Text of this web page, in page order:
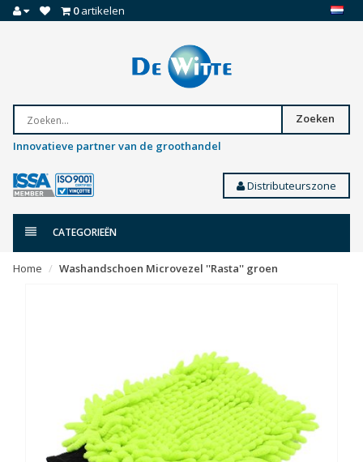
0artikelen
Zoeken
Innovatieve partner van de groothandel
Distributeurszone
CATEGORIEËN
Home Washandschoen Microvezel ''Rasta'' groen